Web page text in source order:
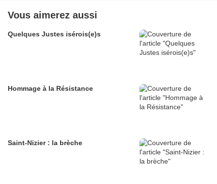
Vous aimerez aussi
Quelques Justes isérois(e)s
Hommage à la Résistance
Saint-Nizier : la brèche